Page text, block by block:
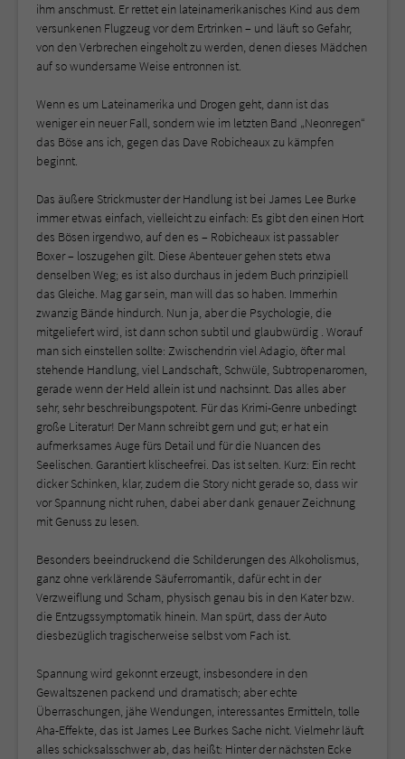
ihm anschmust. Er rettet ein lateinamerikanisches Kind aus dem
versunkenen Flugzeug vor dem Ertrinken – und läuft so Gefahr,
von den Verbrechen eingeholt zu werden, denen dieses Mädchen
auf so wundersame Weise entronnen ist.
Wenn es um Lateinamerika und Drogen geht, dann ist das
weniger ein neuer Fall, sondern wie im letzten Band „Neonregen“
das Böse ans ich, gegen das Dave Robicheaux zu kämpfen
beginnt.
Das äußere Strickmuster der Handlung ist bei James Lee Burke
immer etwas einfach, vielleicht zu einfach: Es gibt den einen Hort
des Bösen irgendwo, auf den es – Robicheaux ist passabler
Boxer – loszugehen gilt. Diese Abenteuer gehen stets etwa
denselben Weg; es ist also durchaus in jedem Buch prinzipiell
das Gleiche. Mag gar sein, man will das so haben. Immerhin
zwanzig Bände hindurch. Nun ja, aber die Psychologie, die
mitgeliefert wird, ist dann schon subtil und glaubwürdig . Worauf
man sich einstellen sollte: Zwischendrin viel Adagio, öfter mal
stehende Handlung, viel Landschaft, Schwüle, Subtropenaromen,
gerade wenn der Held allein ist und nachsinnt. Das alles aber
sehr, sehr beschreibungspotent. Für das Krimi-Genre unbedingt
große Literatur! Der Mann schreibt gern und gut; er hat ein
aufmerksames Auge fürs Detail und für die Nuancen des
Seelischen. Garantiert klischeefrei. Das ist selten. Kurz: Ein recht
dicker Schinken, klar, zudem die Story nicht gerade so, dass wir
vor Spannung nicht ruhen, dabei aber dank genauer Zeichnung
mit Genuss zu lesen.
Besonders beeindruckend die Schilderungen des Alkoholismus,
ganz ohne verklärende Säuferromantik, dafür echt in der
Verzweiflung und Scham, physisch genau bis in den Kater bzw.
die Entzugssymptomatik hinein. Man spürt, dass der Auto
diesbezüglich tragischerweise selbst vom Fach ist.
Spannung wird gekonnt erzeugt, insbesondere in den
Gewaltszenen packend und dramatisch; aber echte
Überraschungen, jähe Wendungen, interessantes Ermitteln, tolle
Aha-Effekte, das ist James Lee Burkes Sache nicht. Vielmehr läuft
alles schicksalsschwer ab, das heißt: Hinter der nächsten Ecke